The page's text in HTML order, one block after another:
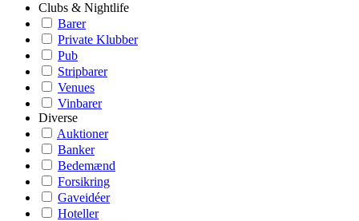
Clubs & Nightlife
Barer
Private Klubber
Pub
Stripbarer
Venues
Vinbarer
Diverse
Auktioner
Banker
Bedemænd
Forsikring
Gaveidéer
Hoteller